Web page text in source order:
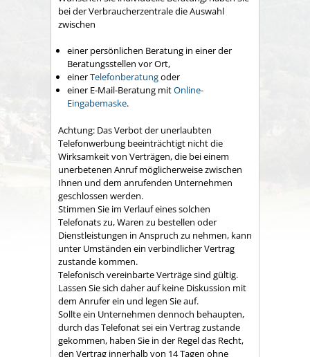
bei der Verbraucherzentrale die Auswahl
zwischen
einer persönlichen Beratung in einer der
Beratungsstellen vor Ort,
einerTelefonberatungoder
einer E-Mail-Beratung mitOnline-
Eingabemaske.
Achtung: Das Verbot der unerlaubten
Telefonwerbung beeinträchtigt nicht die
Wirksamkeit von Verträgen, die bei einem
unerbetenen Anruf möglicherweise zwischen
Ihnen und dem anrufenden Unternehmen
geschlossen werden.
Stimmen Sie im Verlauf eines solchen
Telefonats zu, Waren zu bestellen oder
Dienstleistungen in Anspruch zu nehmen, kann
unter Umständen ein verbindlicher Vertrag
zustande kommen.
Telefonisch vereinbarte Verträge sind gültig.
Lassen Sie sich daher auf keine Diskussion mit
dem Anrufer ein und legen Sie auf.
Sollte ein Unternehmen dennoch behaupten,
durch das Telefonat sei ein Vertrag zustande
gekommen, haben Sie in der Regel das Recht,
den Vertrag innerhalb von 14 Tagen ohne